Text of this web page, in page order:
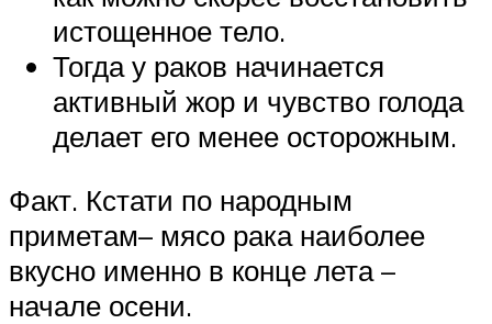
истощенное тело.
Тогда у раков начинается
активный жор и чувство голода
делает его менее осторожным.
Факт. Кстати по народным
приметам– мясо рака наиболее
вкусно именно в конце лета –
начале осени.